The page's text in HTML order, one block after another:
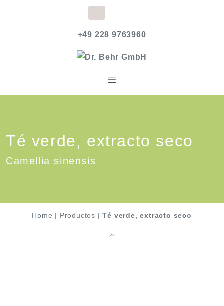
+49 228 9763960
Té verde, extracto seco
Camellia sinensis
Home | Productos |Té verde, extracto seco